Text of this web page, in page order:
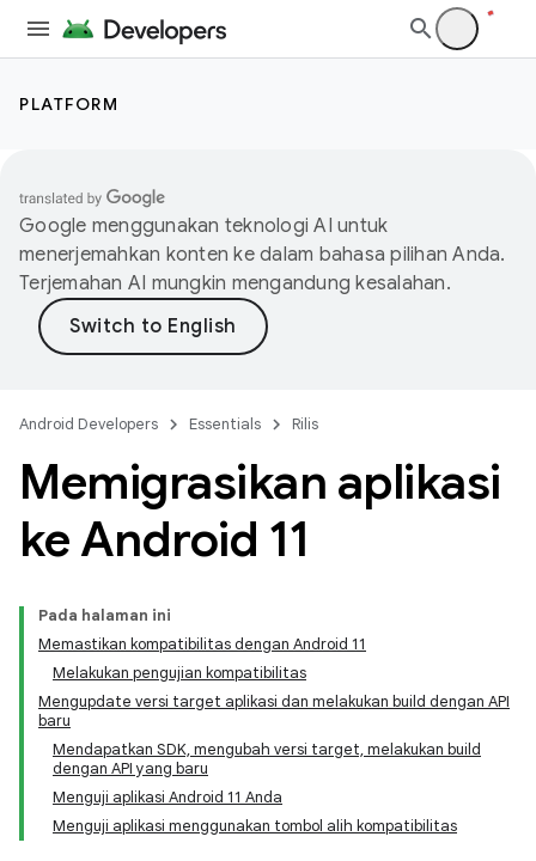
PLATFORM
Google menggunakan teknologi AI untuk
menerjemahkan konten ke dalam bahasa pilihan Anda.
Terjemahan AI mungkin mengandung kesalahan.
Android Developers Essentials Rilis
Memigrasikan aplikasi
ke Android 11
Pada halaman ini
Memastikan kompatibilitas dengan Android 11
Melakukan pengujian kompatibilitas
Mengupdate versi target aplikasi dan melakukan build dengan API
baru
Mendapatkan SDK, mengubah versi target, melakukan build
dengan API yang baru
Menguji aplikasi Android 11 Anda
Menguji aplikasi menggunakan tombol alih kompatibilitas